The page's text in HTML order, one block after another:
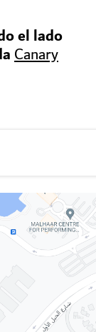
el lado
Canary